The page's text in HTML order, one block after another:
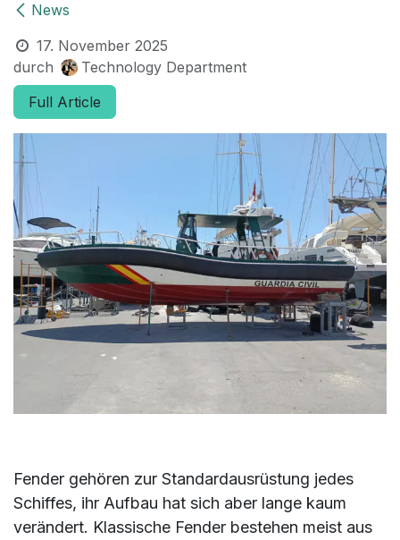
News
17. November 2025
durch
Technology Department
Full Article
Fender gehören zur Standardausrüstung jedes
Schiffes, ihr Aufbau hat sich aber lange kaum
verändert. Klassische Fender bestehen meist aus